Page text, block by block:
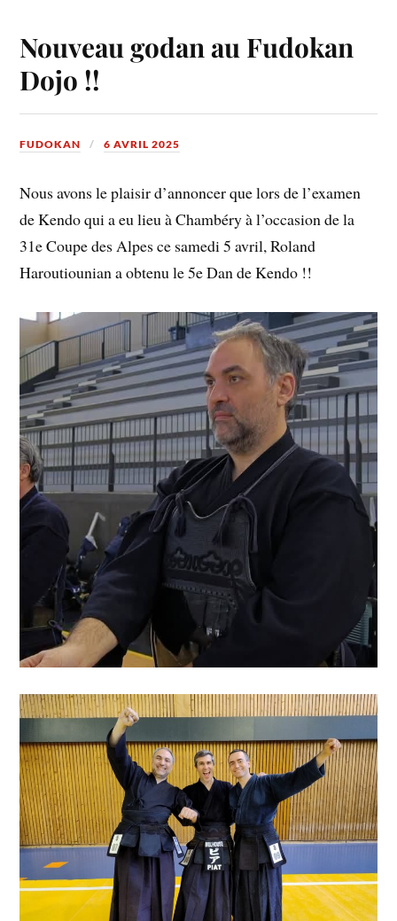
Nouveau godan au Fudokan
Dojo !!
FUDOKAN 6 AVRIL 2025
Nous avons le plaisir d’annoncer que lors de l’examen
de Kendo qui a eu lieu à Chambéry à l’occasion de la
31e Coupe des Alpes ce samedi 5 avril, Roland
Haroutiounian a obtenu le 5e Dan de Kendo !!